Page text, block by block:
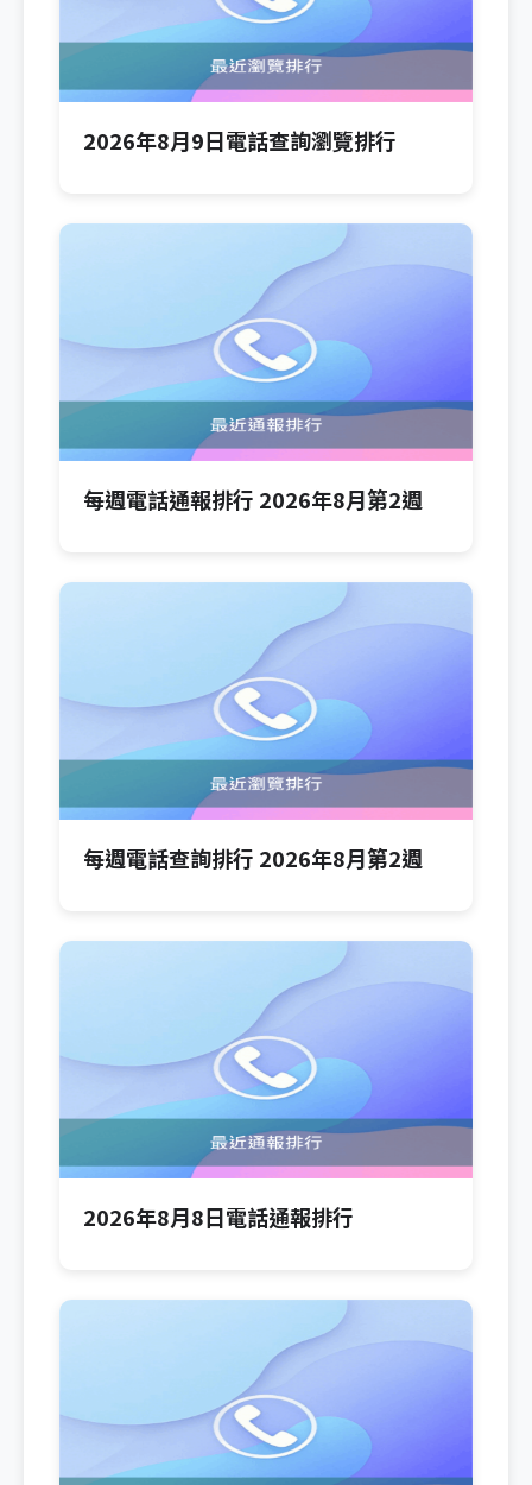
2026年8月9日電話查詢瀏覽排行
每週電話通報排行 2026年8月第2週
每週電話查詢排行 2026年8月第2週
2026年8月8日電話通報排行